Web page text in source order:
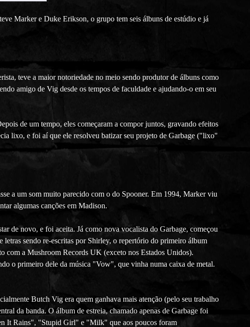
Marker e Duke Erikson, o grupo tem seis álbuns de estúdio e já
teve a maior notoriedade no meio sendo produtor de álbuns como
amigo de Vig desde os tempos de faculdade e ajudando-o em seu
de um tempo, eles começaram a compor juntos, gravando efeitos
lixo, e foi aí que ele resolveu batizar seu projeto de Garbage ("lixo"
a um som muito parecido com o do Spooner. Em 1994, Marker viu
algumas canções em Madison.
de novo, e foi aceita. Já como nova vocalista do Garbage, começou
sendo re-escritas por Shirley, o repertório do primeiro álbum
com a Mushroom Records UK (exceto nos Estados Unidos).
o primeiro dele da música "Vow", que vinha numa caixa de metal.
Butch Vig era quem ganhava mais atenção (pelo seu trabalho
da banda. O álbum de estreia, chamado apenas de Garbage foi
It Rains", "Stupid Girl" e "Milk" que aos poucos foram